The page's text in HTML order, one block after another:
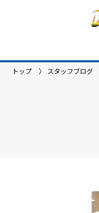
トップ スタッフブログ